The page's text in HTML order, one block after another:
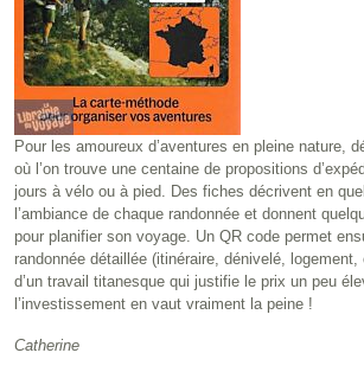
Pour les amoureux d’aventures en pleine nature,
où l’on trouve une centaine de propositions
jours à vélo ou à pied. Des fiches décrivent en
l’ambiance de chaque randonnée et donnent
pour planifier son voyage. Un QR code permet
randonnée détaillée (itinéraire, dénivelé,
d’un travail titanesque qui justifie le prix un peu
l’investissement en vaut vraiment la peine !
Catherine